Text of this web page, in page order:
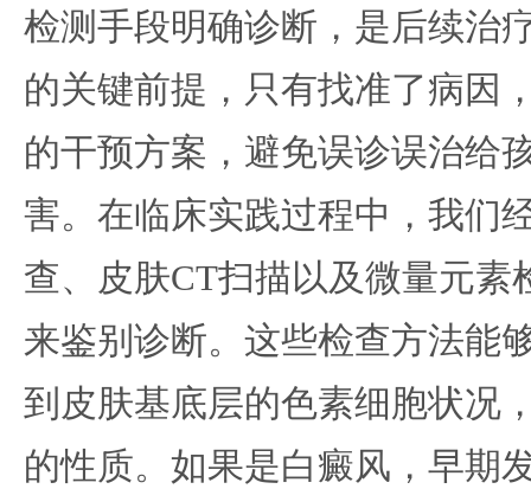
检测手段明确诊断，是后续治
的关键前提，只有找准了病因
的干预方案，避免误诊误治给
害。在临床实践过程中，我们
查、皮肤CT扫描以及微量元素
来鉴别诊断。这些检查方法能
到皮肤基底层的色素细胞状况
的性质。如果是白癜风，早期